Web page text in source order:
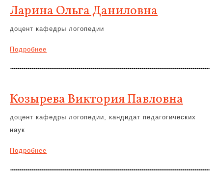
Ларина Ольга Даниловна
доцент кафедры логопедии
Подробнее
Козырева Виктория Павловна
доцент кафедры логопедии, кандидат педагогических
наук
Подробнее